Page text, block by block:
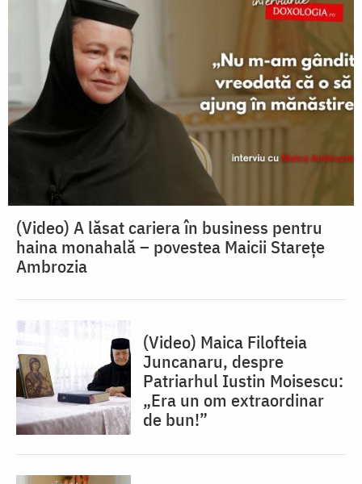
(Video) A lăsat cariera în business pentru
haina monahală – povestea Maicii Starețe
Ambrozia
(Video) Maica Filofteia
Juncanaru, despre
Patriarhul Iustin Moisescu:
„Era un om extraordinar
de bun!”